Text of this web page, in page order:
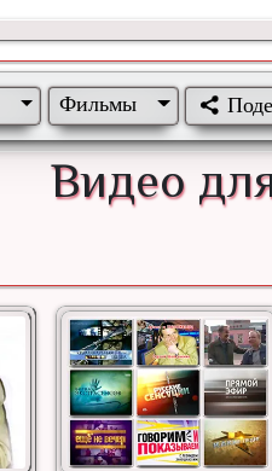
Фильмы
Видео